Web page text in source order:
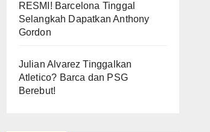
RESMI! Barcelona Tinggal
Selangkah Dapatkan Anthony
Gordon
Julian Alvarez Tinggalkan
Atletico? Barca dan PSG
Berebut!